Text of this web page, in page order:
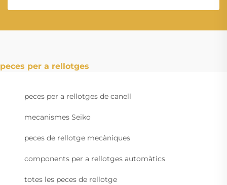
peces per a rellotges
peces per a rellotges de canell
mecanismes Seiko
peces de rellotge mecàniques
components per a rellotges automàtics
totes les peces de rellotge